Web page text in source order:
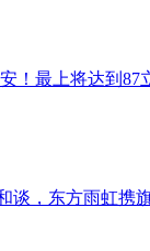
！最上将达到
，东方雨虹携